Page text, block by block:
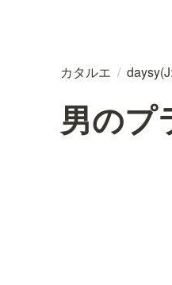
カタルエ /
男のプ